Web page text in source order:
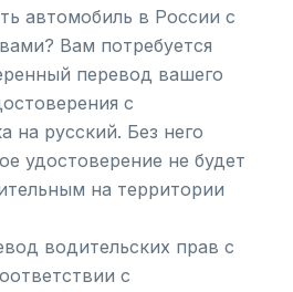
автомобиль в России с
Вам потребуется
перевод вашего
с
на русский. Без него
удостоверение не будет
на территории
водительских прав с
с